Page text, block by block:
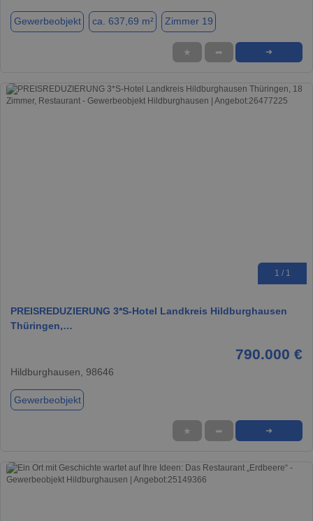
Gewerbeobjekt ca. 637,69 m² Zimmer 19
★ ➦ ➜
1 / 1
PREISREDUZIERUNG 3*S-Hotel Landkreis Hildburghausen
Thüringen,…
790.000 €
Hildburghausen, 98646
Gewerbeobjekt
★ ➦ ➜